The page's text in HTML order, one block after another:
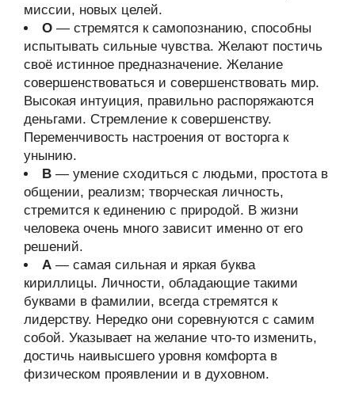
миссии, новых целей.
О — стремятся к самопознанию, способны
испытывать сильные чувства. Желают постичь
своё истинное предназначение. Желание
совершенствоваться и совершенствовать мир.
Высокая интуиция, правильно распоряжаются
деньгами. Стремление к совершенству.
Переменчивость настроения от восторга к
унынию.
В — умение сходиться с людьми, простота в
общении, реализм; творческая личность,
стремится к единению с природой. В жизни
человека очень много зависит именно от его
решений.
А — самая сильная и яркая буква
кириллицы. Личности, обладающие такими
буквами в фамилии, всегда стремятся к
лидерству. Нередко они соревнуются с самим
собой. Указывает на желание что-то изменить,
достичь наивысшего уровня комфорта в
физическом проявлении и в духовном.